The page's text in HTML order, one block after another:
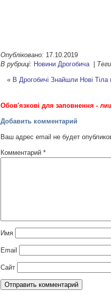
Опубліковано: 17.10.2019
В рубриці: Новини Дрогобича |
« В Дрогобичі Знайшли Нові
Обов'язкові для заповнення -
Добавить комментарий
Ваш адрес email не будет
Комментарий*
Имя
Email
Сайт